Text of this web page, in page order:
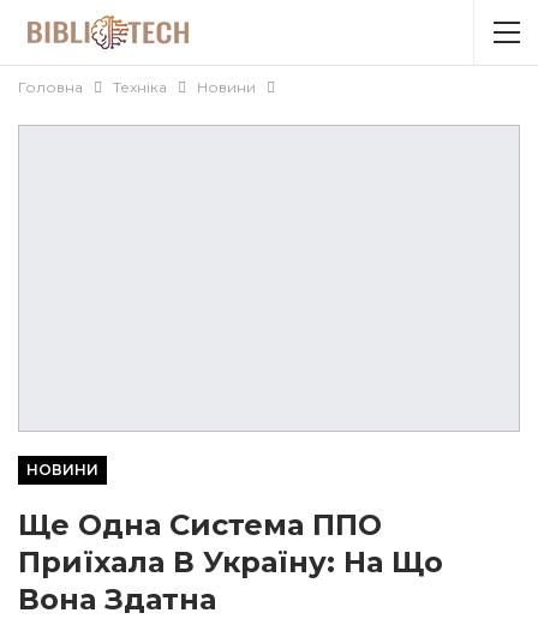
Головна Техніка Новини
НОВИНИ
Ще Одна Система ППО
Приїхала В Україну: На Що
Вона Здатна